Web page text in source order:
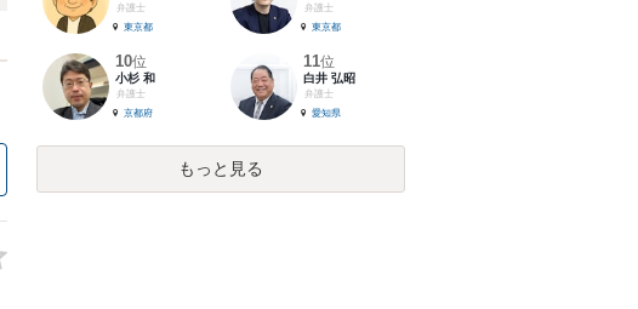
弁護士
東京都
弁護士
東京都
10位
小杉 和
弁護士
京都府
11位
白井 弘昭
弁護士
愛知県
もっと見る